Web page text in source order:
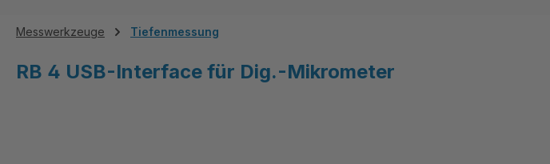
Messwerkzeuge Tiefenmessung
RB 4 USB-Interface für Dig.-Mikrometer